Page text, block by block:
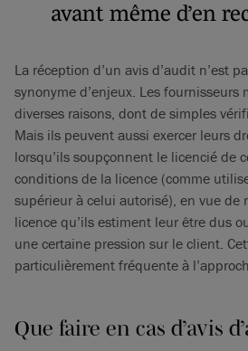
avant même d’en
La réception d’un avis d’audit n’est
synonyme d’enjeux. Les
diverses raisons, dont de simples
Mais ils peuvent aussi exercer leurs
lorsqu’ils soupçonnent le licencié de
conditions de la licence (comme
supérieur à celui autorisé), en vue de
licence qu’ils estiment leur être dus
une certaine pression sur le client.
particulièrement fréquente à
Que faire en cas d’avis